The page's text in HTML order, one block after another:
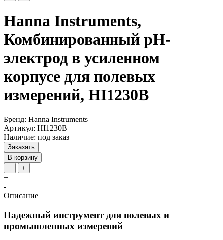
Hanna Instruments,
Комбинированный pH-
электрод в усиленном
корпусе для полевых
измерений, HI1230B
Бренд: Hanna Instruments
Артикул: HI1230B
Наличие: под заказ
Заказать
В корзину
−
+
+
-
Описание
Надежный инструмент для полевых и
промышленных измерений